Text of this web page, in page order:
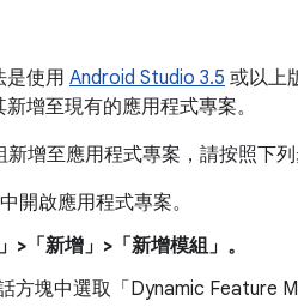
是使用 Android Studio 3.5 或以上
增至現有的應用程式專案。
增至應用程式專案，請按照下列
開啟應用程式專案。
>「新增」>「新增模組」。
方塊中選取「Dynamic Feature